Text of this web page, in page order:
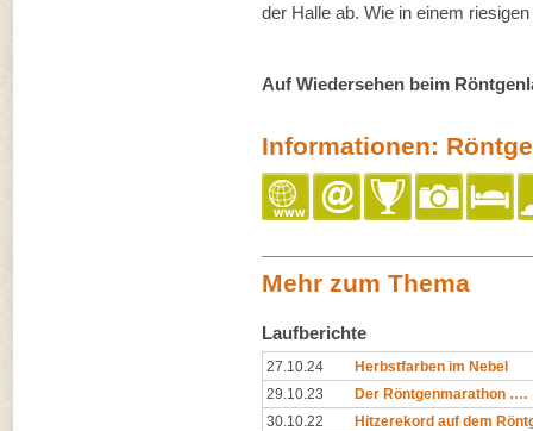
der Halle ab. Wie in einem
Auf Wiedersehen beim
Informationen:
Mehr zum Thema
Laufberichte
27.10.24
Herbstfarben im Nebel
29.10.23
Der Röntgenmarathon ….
30.10.22
Hitzerekord auf dem